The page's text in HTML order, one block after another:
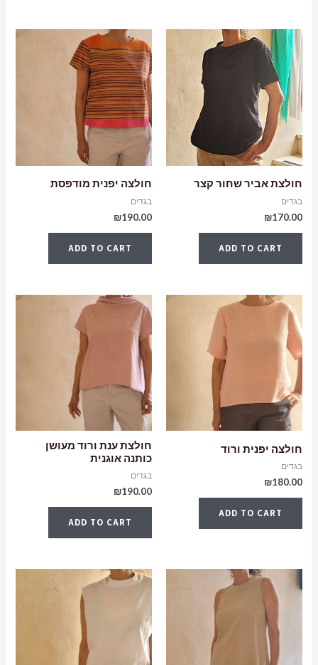
חולצת אביר שחור קצר
בגדים
₪170.00
ADD TO CART
חולצה יפנית מודפסת
בגדים
₪190.00
ADD TO CART
חולצה יפנית ורוד
בגדים
₪180.00
ADD TO CART
חולצת ענת ורוד מעושן
כותנה אוגנית
בגדים
₪190.00
ADD TO CART